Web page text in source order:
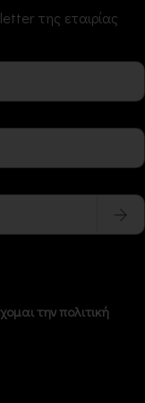
της εταιρίας
την πολιτική